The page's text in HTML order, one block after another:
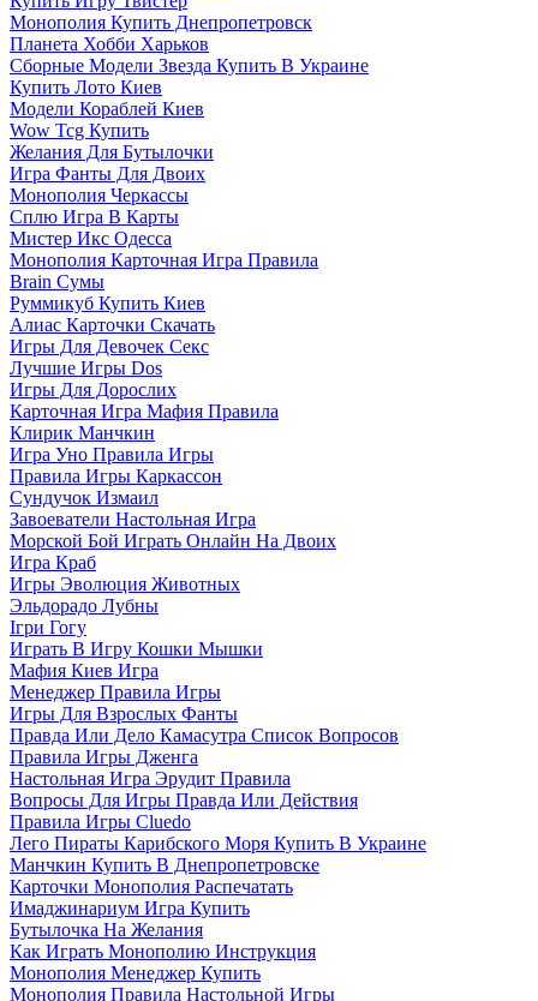
Монополия Купить Днепропетровск
Планета Хобби Харьков
Сборные Модели Звезда Купить В Украине
Купить Лото Киев
Модели Кораблей Киев
Wow Tcg Купить
Желания Для Бутылочки
Игра Фанты Для Двоих
Монополия Черкассы
Сплю Игра В Карты
Мистер Икс Одесса
Монополия Карточная Игра Правила
Brain Сумы
Руммикуб Купить Киев
Алиас Карточки Скачать
Игры Для Девочек Секс
Лучшие Игры Dos
Игры Для Дорослих
Карточная Игра Мафия Правила
Клирик Манчкин
Игра Уно Правила Игры
Правила Игры Каркассон
Сундучок Измаил
Завоеватели Настольная Игра
Морской Бой Играть Онлайн На Двоих
Игра Краб
Игры Эволюция Животных
Эльдорадо Лубны
Ігри Гогу
Играть В Игру Кошки Мышки
Мафия Киев Игра
Менеджер Правила Игры
Игры Для Взрослых Фанты
Правда Или Дело Камасутра Список Вопросов
Правила Игры Дженга
Настольная Игра Эрудит Правила
Вопросы Для Игры Правда Или Действия
Правила Игры Cluedo
Лего Пираты Карибского Моря Купить В Украине
Манчкин Купить В Днепропетровске
Карточки Монополия Распечатать
Имаджинариум Игра Купить
Бутылочка На Желания
Как Играть Монополию Инструкция
Монополия Менеджер Купить
Монополия Правила Настольной Игры